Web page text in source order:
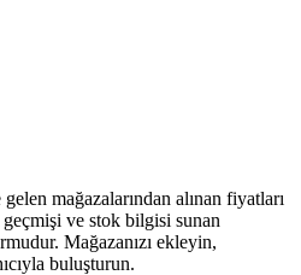
mağazalarından alınan fiyatları
geçmişi ve stok bilgisi sunan
Mağazanızı ekleyin,
buluşturun.